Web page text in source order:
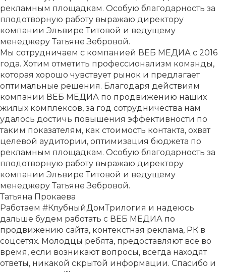
рекламным площадкам. Особую благодарность за
плодотворную работу выражаю директору
компании Эльвире Титовой и ведущему
менеджеру Татьяне Зебровой.
Мы сотрудничаем с компанией ВЕБ МЕДИА с 2016
года. Хотим отметить профессионализм команды,
которая хорошо чувствует рынок и предлагает
оптимальные решения. Благодаря действиям
компании ВЕБ МЕДИА по продвижению наших
жилых комплексов, за год сотрудничества нам
удалось достичь повышения эффективности по
таким показателям, как стоимость контакта, охват
целевой аудитории, оптимизация бюджета по
рекламным площадкам. Особую благодарность за
плодотворную работу выражаю директору
компании Эльвире Титовой и ведущему
менеджеру Татьяне Зебровой.
Татьяна Прокаева
Работаем #КлубныйДомТрилогия и надеюсь
дальше будем работать с ВЕБ МЕДИА по
продвижению сайта, контекстная реклама, РК в
соцсетях. Молодцы ребята, предоставляют все во
время, если возникают вопросы, всегда находят
ответы, никакой скрытой информации. Спасибо и